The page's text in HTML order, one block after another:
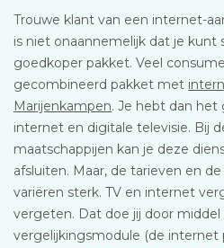
Trouwe klant van een internet-
is niet onaannemelijk dat je kunt
goedkoper pakket. Veel
gecombineerd pakket met
Marijenkampen. Je hebt dan
internet en digitale televisie. Bij
maatschappijen kan je deze
afsluiten. Maar, de tarieven en
variëren sterk. TV en internet
vergeten. Dat doe jij door middel
vergelijkingsmodule (de internet